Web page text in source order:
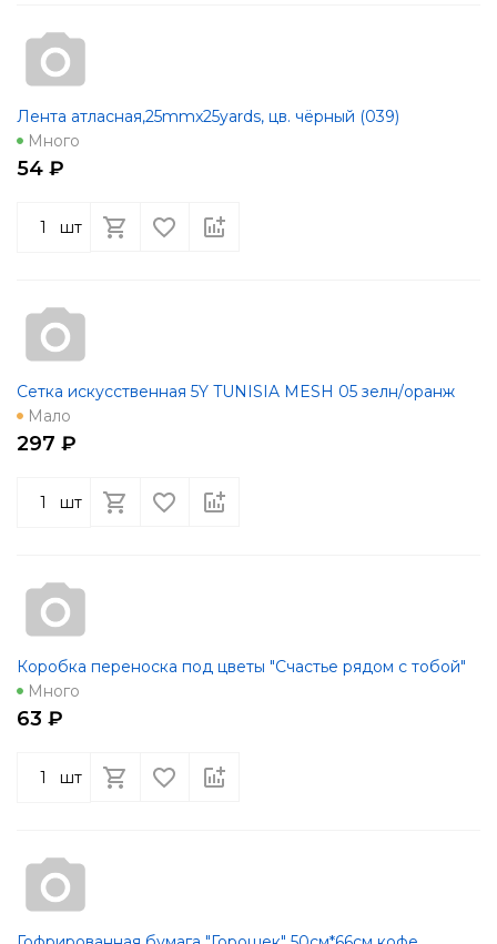
Лента атласная,25mmx25yards, цв. чёрный (039)
Много
54 ₽
шт
Сетка искусственная 5Y TUNISIA MESH 05 зелн/оранж
Мало
297 ₽
шт
Коробка переноска под цветы "Счастье рядом с тобой"
Много
63 ₽
шт